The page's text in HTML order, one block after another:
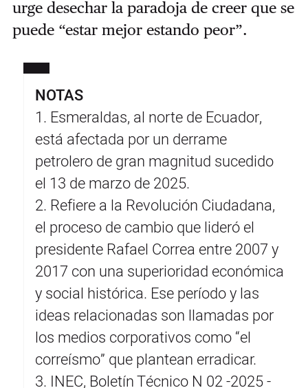
urge desechar la paradoja de creer que se
puede “estar mejor estando peor”.
NOTAS
1. Esmeraldas, al norte de Ecuador,
está afectada por un derrame
petrolero de gran magnitud sucedido
el 13 de marzo de 2025.
2. Refiere a la Revolución Ciudadana,
el proceso de cambio que lideró el
presidente Rafael Correa entre 2007 y
2017 con una superioridad económica
y social histórica. Ese período y las
ideas relacionadas son llamadas por
los medios corporativos como “el
correísmo” que plantean erradicar.
3. INEC, Boletín Técnico N 02 -2025 -